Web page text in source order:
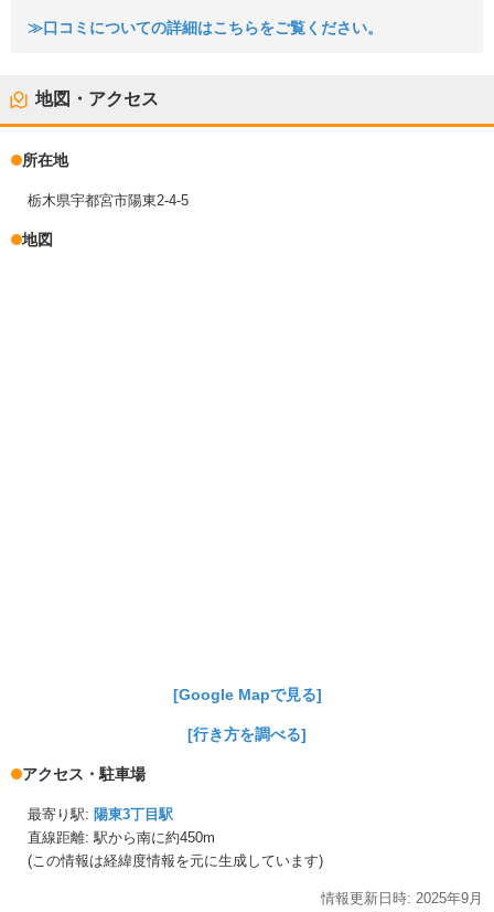
≫口コミについての詳細はこちらをご覧ください。
地図・アクセス
所在地
栃木県宇都宮市陽東2-4-5
地図
[Google Mapで見る]
[行き方を調べる]
アクセス・駐車場
最寄り駅: 陽東3丁目駅
直線距離: 駅から南に約450m
(この情報は経緯度情報を元に生成しています)
情報更新日時: 2025年9月